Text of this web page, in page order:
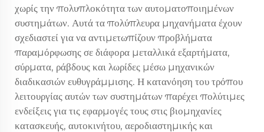
χωρίς την πολυπλοκότητα των αυτοματοποιημένων
συστημάτων. Αυτά τα πολύπλευρα μηχανήματα έχουν
σχεδιαστεί για να αντιμετωπίζουν προβλήματα
παραμόρφωσης σε διάφορα μεταλλικά εξαρτήματα,
σύρματα, ράβδους και λωρίδες μέσω μηχανικών
διαδικασιών ευθυγράμμισης. Η κατανόηση του τρόπου
λειτουργίας αυτών των συστημάτων παρέχει πολύτιμες
ενδείξεις για τις εφαρμογές τους στις βιομηχανίες
κατασκευής, αυτοκινήτου, αεροδιαστημικής και